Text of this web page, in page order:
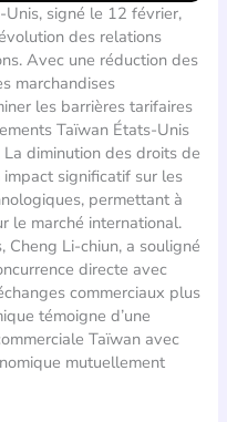
Unis, signé le 12 février,
des relations
Avec une réduction des
marchandises
les barrières tarifaires
Taïwan États-Unis
diminution des droits de
significatif sur les
permettant à
le marché international.
Cheng Li-chiun, a souligné
directe avec
commerciaux plus
témoigne d’une
Taïwan avec
mutuellement